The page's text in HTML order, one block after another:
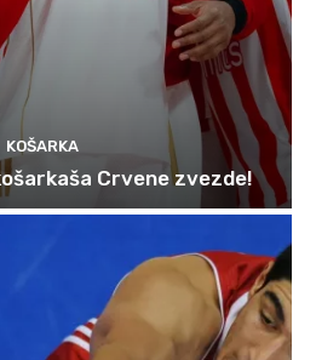
KOŠARKA
Crvene zvezde!